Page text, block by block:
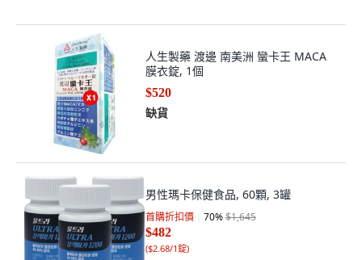
人生製藥 渡邊 南美洲 蠻卡王 MACA
膜衣錠, 1個
$520
缺貨
男性瑪卡保健食品, 60顆, 3罐
首購折扣價 70%$1,645
$482
($2.68/1錠)